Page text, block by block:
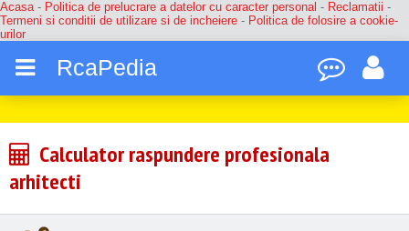
Acasa - Politica de prelucrare a datelor cu caracter personal - Reclamatii -
Termeni si conditii de utilizare si de incheiere - Politica de folosire a cookie-
urilor
RcaPedia
Calculator raspundere profesionala
arhitecti